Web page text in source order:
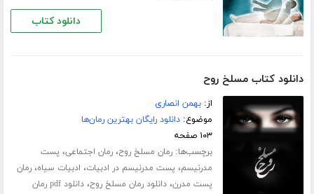
دانلود کتاب
دانلود کتاب مسلخ روح
از:بهمن انصاری
موضوع:دانلود رایگان بهترین رمان‌ها
۱۰۳ صفحه
برچسب‌ها:رمان مسلخ روح،رمان اجتماعی، پست
مدرنیسم، پست مدرنیسم در ادبیات، ادبیات سیاه،رمان
پست مدرن،دانلود رمان مسلخ روح،
دانلود pdf رمان